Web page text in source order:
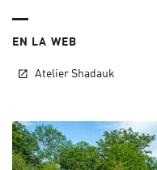
EN LA WEB
Atelier Shadauk